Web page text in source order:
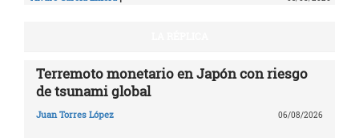
Terremoto monetario en Japón con riesgo
de tsunami global
Juan Torres López 06/08/2026